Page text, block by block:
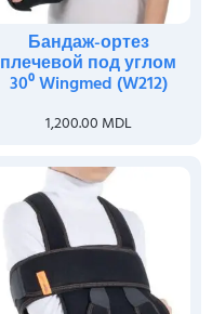
Бандаж-ортез
плечевой под углом
30⁰ Wingmed (W212)
1,200.00 MDL